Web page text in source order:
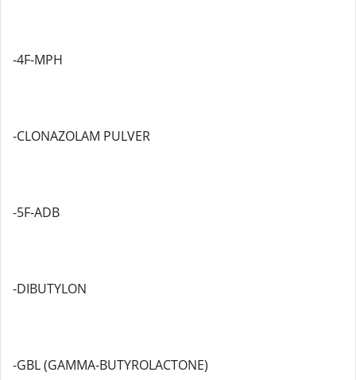
-4F-MPH
-CLONAZOLAM PULVER
-5F-ADB
-DIBUTYLON
-GBL (GAMMA-BUTYROLACTONE)